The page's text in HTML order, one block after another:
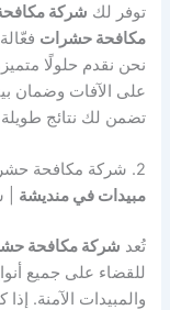
توفر لك شركة
مكافحة حشرات
نحن نقدم حلولًا
على الآفات وضمان
تضمن لك نتائج طويلة
2. شركة مكافحة حشرات في منديشة شاملة |
مبيدات في منديشة |
تُعد شركة مكافحة
للقضاء على جميع
والمبيدات الآمنة.